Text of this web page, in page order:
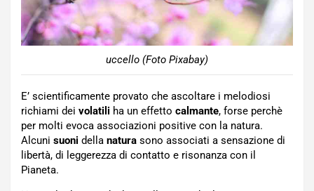
uccello (Foto Pixabay)
E’ scientificamente provato che ascoltare i melodiosi
richiami dei volatili ha un effetto calmante, forse perchè
per molti evoca associazioni positive con la natura.
Alcuni suoni della natura sono associati a sensazione di
libertà, di leggerezza di contatto e risonanza con il
Pianeta.